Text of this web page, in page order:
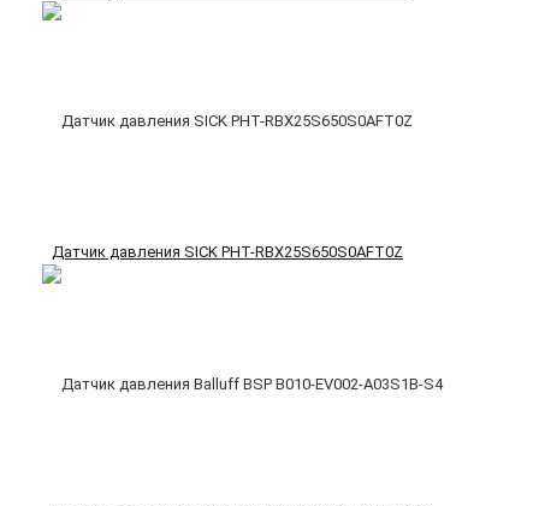
Датчик давления SICK PHT-RBX25S650S0AFT0Z